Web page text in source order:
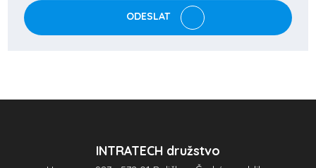
zpracováním
osobních
údajů.
ODESLAT
odeslat.
INTRATECH družstvo